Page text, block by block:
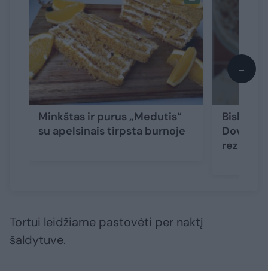
Minkštas ir purus „Medutis“
su apelsinais tirpsta burnoje
Dovilės
→
Tortui leidžiame pastovėti per naktį
šaldytuve.